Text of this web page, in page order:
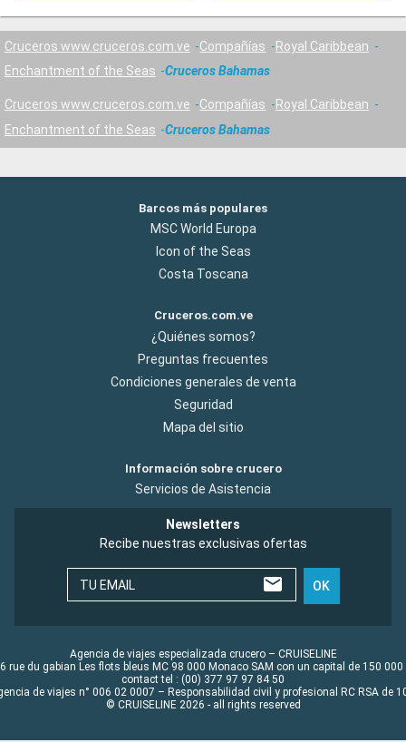
Cruceros www.cruceros.com.ve Compañías
Royal Caribbean
Enchantment of the Seas
Cruceros Bahamas
Cruceros www.cruceros.com.ve Compañías
Royal Caribbean
Enchantment of the Seas
Cruceros Bahamas
Barcos más populares
MSC World Europa
Icon of the Seas
Costa Toscana
Cruceros.com.ve
¿Quiénes somos?
Preguntas frecuentes
Condiciones generales de venta
Seguridad
Mapa del sitio
Información sobre crucero
Servicios de Asistencia
Newsletters
Recibe nuestras exclusivas ofertas
TU EMAIL OK
Agencia de viajes especializada crucero – CRUISELINE
rue du gabian Les flots bleus MC 98 000 Monaco SAM con un capital de 150 000
contact tel : (00) 377 97 97 84 50
de viajes n° 006 02 0007 – Responsabilidad civil y profesional RC RSA de
© CRUISELINE 2026 - all rights reserved